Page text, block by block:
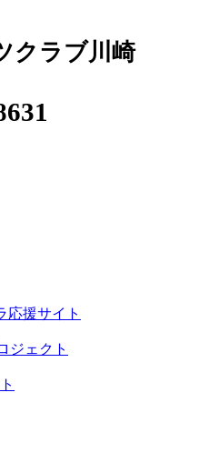
クラブ川崎